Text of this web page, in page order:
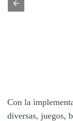
Con la
diversas, juegos,